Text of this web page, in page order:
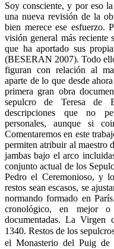
Soy consciente, y por eso
una nueva revisión de la
bien merece ese esfuerzo.
visión general más reciente
que ha aportado sus
(BESERAN 2007). Todo
figuran con relación al
aparte de lo que desde
primera gran obra
sepulcro de Teresa de
descripciones que no
personales, aunque si
Comentaremos en este
permiten atribuir al maestro
jambas bajo el arco
conjunto actual de los
Pedro el Ceremonioso, y
restos sean escasos, se
normando formado en
cronológico, en mejor
documentadas. La
1340.Restos de los
el Monasterio del Puig de